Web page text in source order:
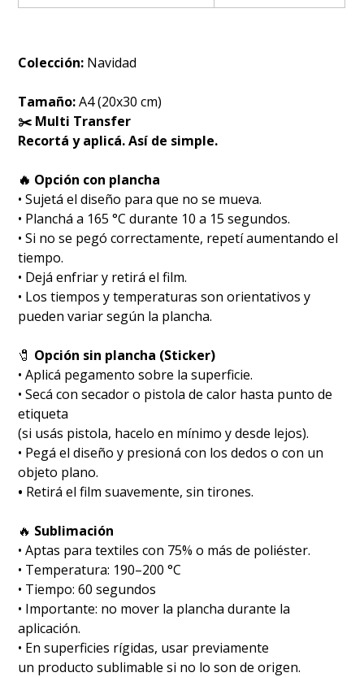
Colección: Navidad
Tamaño:A4 (20x30 cm)
✂️ Multi Transfer
Recortá y aplicá. Así de simple.
🔥 Opción con plancha
• Sujetá el diseño para que no se mueva.
• Planchá a 165 °C durante 10 a 15 segundos.
• Si no se pegó correctamente, repetí aumentando el
tiempo.
• Dejá enfriar y retirá el film.
• Los tiempos y temperaturas son orientativos y
pueden variar según la plancha.
🧷 Opción sin plancha (Sticker)
• Aplicá pegamento sobre la superficie.
• Secá con secador o pistola de calor hasta punto de
etiqueta
(si usás pistola, hacelo en mínimo y desde lejos).
• Pegá el diseño y presioná con los dedos o con un
objeto plano.
• Retirá el film suavemente, sin tirones.
🔥 Sublimación
•⁠ ⁠Aptas para textiles con 75% o más de poliéster.
•⁠ ⁠Temperatura: 190–200 °C
•⁠ ⁠Tiempo: 60 segundos
•⁠ ⁠Importante: no mover la plancha durante la
aplicación.
• En superficies rígidas, usar previamente
un producto sublimable si no lo son de origen.